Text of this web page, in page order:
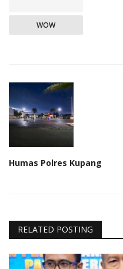
WOW
Humas Polres Kupang
RELATED POSTING